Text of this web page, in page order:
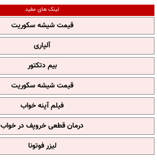
لینک های مفید
قیمت شیشه سکوریت
آلپاری
بیم دتکتور
قیمت شیشه سکوریت
فیلم آپنه خواب
درمان قطعی خروپف در خواب
لیزر فوتونا